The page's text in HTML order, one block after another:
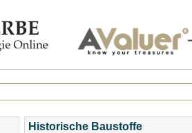
Historische Baustoffe